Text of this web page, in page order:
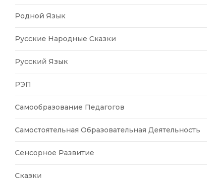
Родной Язык
Русские Народные Сказки
Русский Язык
РЭП
Самообразование Педагогов
Самостоятельная Образовательная Деятельность
Сенсорное Развитие
Сказки